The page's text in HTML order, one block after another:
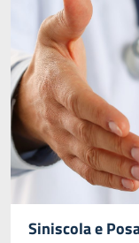
Siniscola e